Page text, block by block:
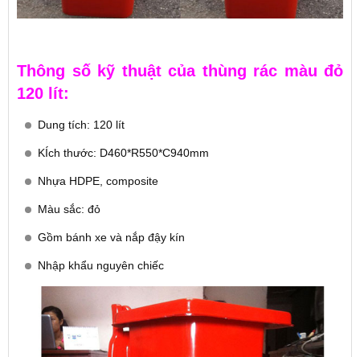
Thông số kỹ thuật của thùng rác màu đỏ
120 lít:
Dung tích: 120 lít
KÍch thước: D460*R550*C940mm
Nhựa HDPE, composite
Màu sắc: đỏ
Gồm bánh xe và nắp đậy kín
Nhập khẩu nguyên chiếc